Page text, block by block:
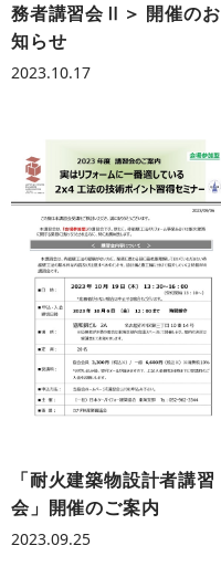
務者講習会Ⅱ＞ 開催のお
知らせ
2023.10.17
「耐火建築物設計者講習
会」開催のご案内
2023.09.25